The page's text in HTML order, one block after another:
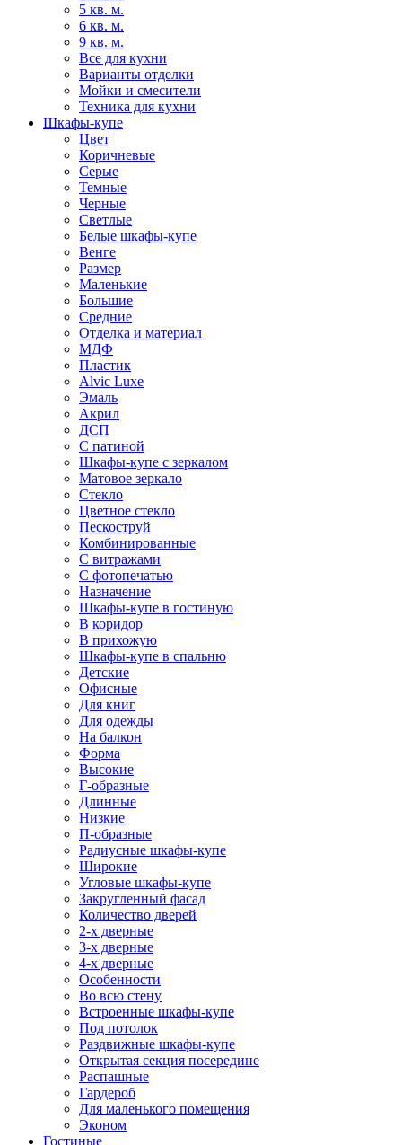
5 кв. м.
6 кв. м.
9 кв. м.
Все для кухни
Варианты отделки
Мойки и смесители
Техника для кухни
Шкафы-купе
Цвет
Коричневые
Серые
Темные
Черные
Светлые
Белые шкафы-купе
Венге
Размер
Маленькие
Большие
Средние
Отделка и материал
МДФ
Пластик
Alvic Luxe
Эмаль
Акрил
ДСП
С патиной
Шкафы-купе с зеркалом
Матовое зеркало
Стекло
Цветное стекло
Пескоструй
Комбинированные
С витражами
С фотопечатью
Назначение
Шкафы-купе в гостиную
В коридор
В прихожую
Шкафы-купе в спальню
Детские
Офисные
Для книг
Для одежды
На балкон
Форма
Высокие
Г-образные
Длинные
Низкие
П-образные
Радиусные шкафы-купе
Широкие
Угловые шкафы-купе
Закругленный фасад
Количество дверей
2-х дверные
3-х дверные
4-х дверные
Особенности
Во всю стену
Встроенные шкафы-купе
Под потолок
Раздвижные шкафы-купе
Открытая секция посередине
Распашные
Гардероб
Для маленького помещения
Эконом
Гостиные